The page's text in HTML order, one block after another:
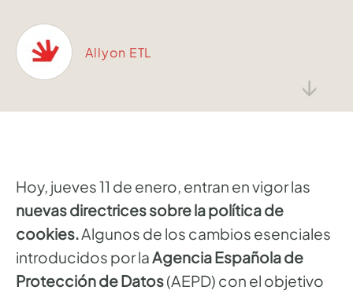
↓
Allyon ETL
Hoy, jueves 11 de enero, entran en vigor las
nuevas directrices sobre la política de
cookies.Algunos de los cambios esenciales
introducidos por laAgencia Española de
Protección de Datos(AEPD) con el objetivo